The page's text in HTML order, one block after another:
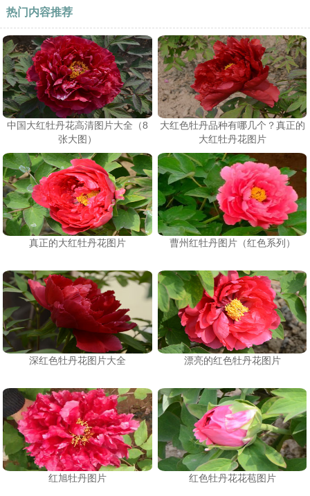
热门内容推荐
中国大红牡丹花高清图片大全（8
张大图）
大红色牡丹品种有哪几个？真正的
大红牡丹花图片
真正的大红牡丹花图片 曹州红牡丹图片（红色系列）
深红色牡丹花图片大全 漂亮的红色牡丹花图片
红旭牡丹图片 红色牡丹花花苞图片